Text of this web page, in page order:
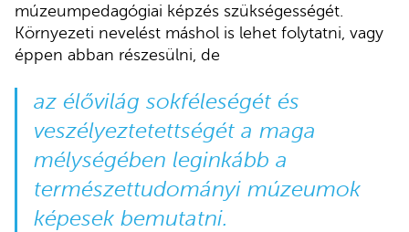
múzeumpedagógiai képzés szükségességét.
Környezeti nevelést máshol is lehet folytatni, vagy
éppen abban részesülni, de
az élővilág sokféleségét és
veszélyeztetettségét a maga
mélységében leginkább a
természettudományi múzeumok
képesek bemutatni.